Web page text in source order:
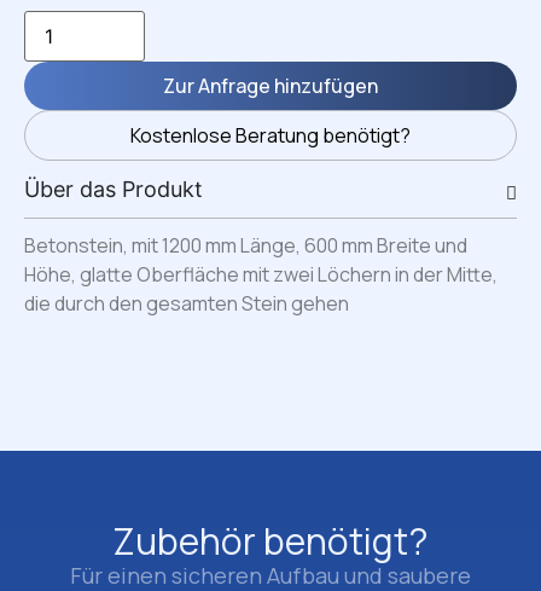
Zur Anfrage hinzufügen
Kostenlose Beratung benötigt?
Über das Produkt
Betonstein, mit 1200 mm Länge, 600 mm Breite und
Höhe, glatte Oberfläche mit zwei Löchern in der Mitte,
die durch den gesamten Stein gehen
Zubehör benötigt?
Für einen sicheren Aufbau und saubere